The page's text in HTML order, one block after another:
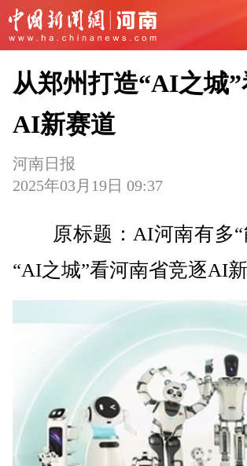
从郑州打造“AI之城
AI新赛道
河南日报
2025年03月19日 09:37
原标题：AI河南有多“
“AI之城”看河南省竞逐AI